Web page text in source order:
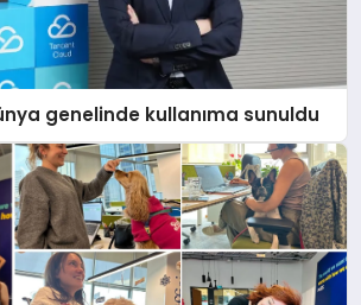
genelinde kullanıma sunuldu